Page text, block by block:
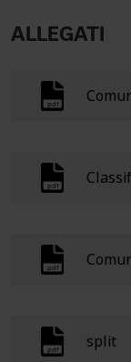
ALLEGATI
split